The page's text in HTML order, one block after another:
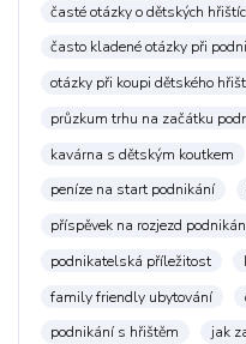
časté otázky o dětských
často kladené otázky při
otázky při koupi dětského
průzkum trhu na začátku
kavárna s dětským koutkem
peníze na start podnikání
příspěvek na rozjezd
podnikatelská příležitost
family friendly ubytování
podnikání s hřištěm
jak